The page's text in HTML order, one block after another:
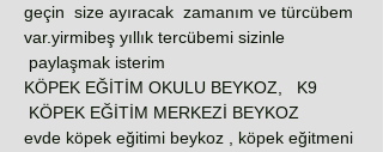
geçin size ayıracak zamanım ve türcübem
var.yirmibeş yıllık tercübemi sizinle
paylaşmak isterim
KÖPEK EĞİTİM OKULU BEYKOZ, K9
KÖPEK EĞİTİM MERKEZİ BEYKOZ
evde köpek eğitimi beykoz , köpek eğitmeni